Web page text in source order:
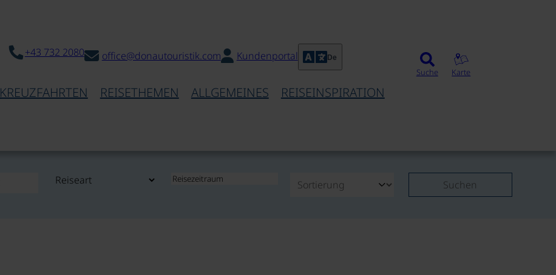
+43 732 2080 office@donautouristik.com Kundenportal De
KREUZFAHRTEN REISETHEMEN ALLGEMEINES REISEINSPIRATION
Suche Karte
Suchen